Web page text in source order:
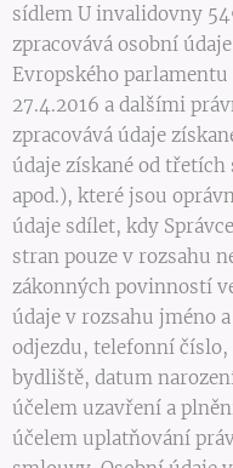
sídlem U invalidovny
zpracovává osobní
Evropského parlamentu
27.4.2016 a dalšími
zpracovává údaje
údaje získané od
apod.), které jsou
údaje sdílet, kdy
stran pouze v rozsahu
zákonných povinností
údaje v rozsahu jméno
odjezdu, telefonní číslo,
bydliště, datum
účelem uzavření a
účelem uplatňování